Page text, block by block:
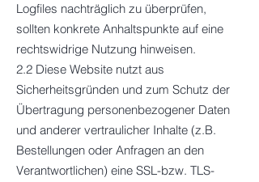
Logfiles nachträglich zu überprüfen,
sollten konkrete Anhaltspunkte auf eine
rechtswidrige Nutzung hinweisen.
2.2 Diese Website nutzt aus
Sicherheitsgründen und zum Schutz der
Übertragung personenbezogener Daten
und anderer vertraulicher Inhalte (z.B.
Bestellungen oder Anfragen an den
Verantwortlichen) eine SSL-bzw. TLS-